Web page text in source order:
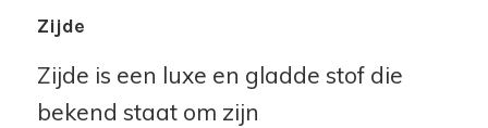
Zijde
Zijde is een luxe en gladde stof die
bekend staat om zijn